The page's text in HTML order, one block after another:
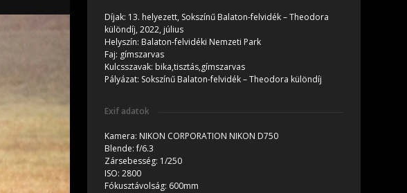
Díjak: 13. helyezett, Sokszínű Balaton-felvidék – Theodora
különdíj, 2022, július
Helyszín: Balaton-felvidéki Nemzeti Park
Faj: gímszarvas
Kulcsszavak: bika,tisztás,gímszarvas
Pályázat: Sokszínű Balaton-felvidék – Theodora különdíj
Exif adatok
Kamera: NIKON CORPORATION NIKON D750
Blende:f/6.3
Zársebesség: 1/250
ISO: 2800
Fókusztávolság: 600mm